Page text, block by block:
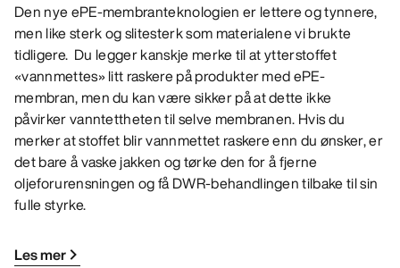
Den nye ePE-membranteknologien er lettere og tynnere,
men like sterk og slitesterk som materialene vi brukte
tidligere. Du legger kanskje merke til at ytterstoffet
«vannmettes» litt raskere på produkter med ePE-
membran, men du kan være sikker på at dette ikke
påvirker vanntettheten til selve membranen. Hvis du
merker at stoffet blir vannmettet raskere enn du ønsker, er
det bare å vaske jakken og tørke den for å fjerne
oljeforurensningen og få DWR-behandlingen tilbake til sin
fulle styrke.
Les mer